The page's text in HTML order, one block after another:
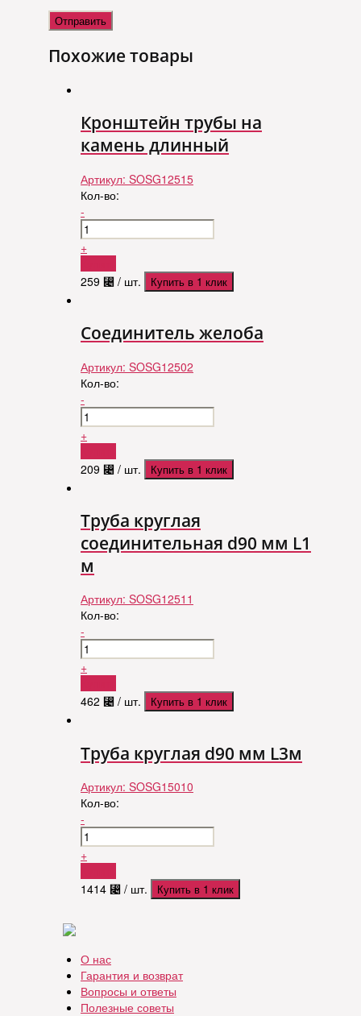
Похожие товары
Кронштейн трубы на
камень длинный
Артикул: SOSG12515
Кол-во:
-
+
259 ⃄ / шт. Купить в 1 клик
Соединитель желоба
Артикул: SOSG12502
Кол-во:
-
+
209 ⃄ / шт. Купить в 1 клик
Труба круглая
соединительная d90 мм L1
м
Артикул: SOSG12511
Кол-во:
-
+
462 ⃄ / шт. Купить в 1 клик
Труба круглая d90 мм L3м
Артикул: SOSG15010
Кол-во:
-
+
1414 ⃄ / шт. Купить в 1 клик
О нас
Гарантия и возврат
Вопросы и ответы
Полезные советы